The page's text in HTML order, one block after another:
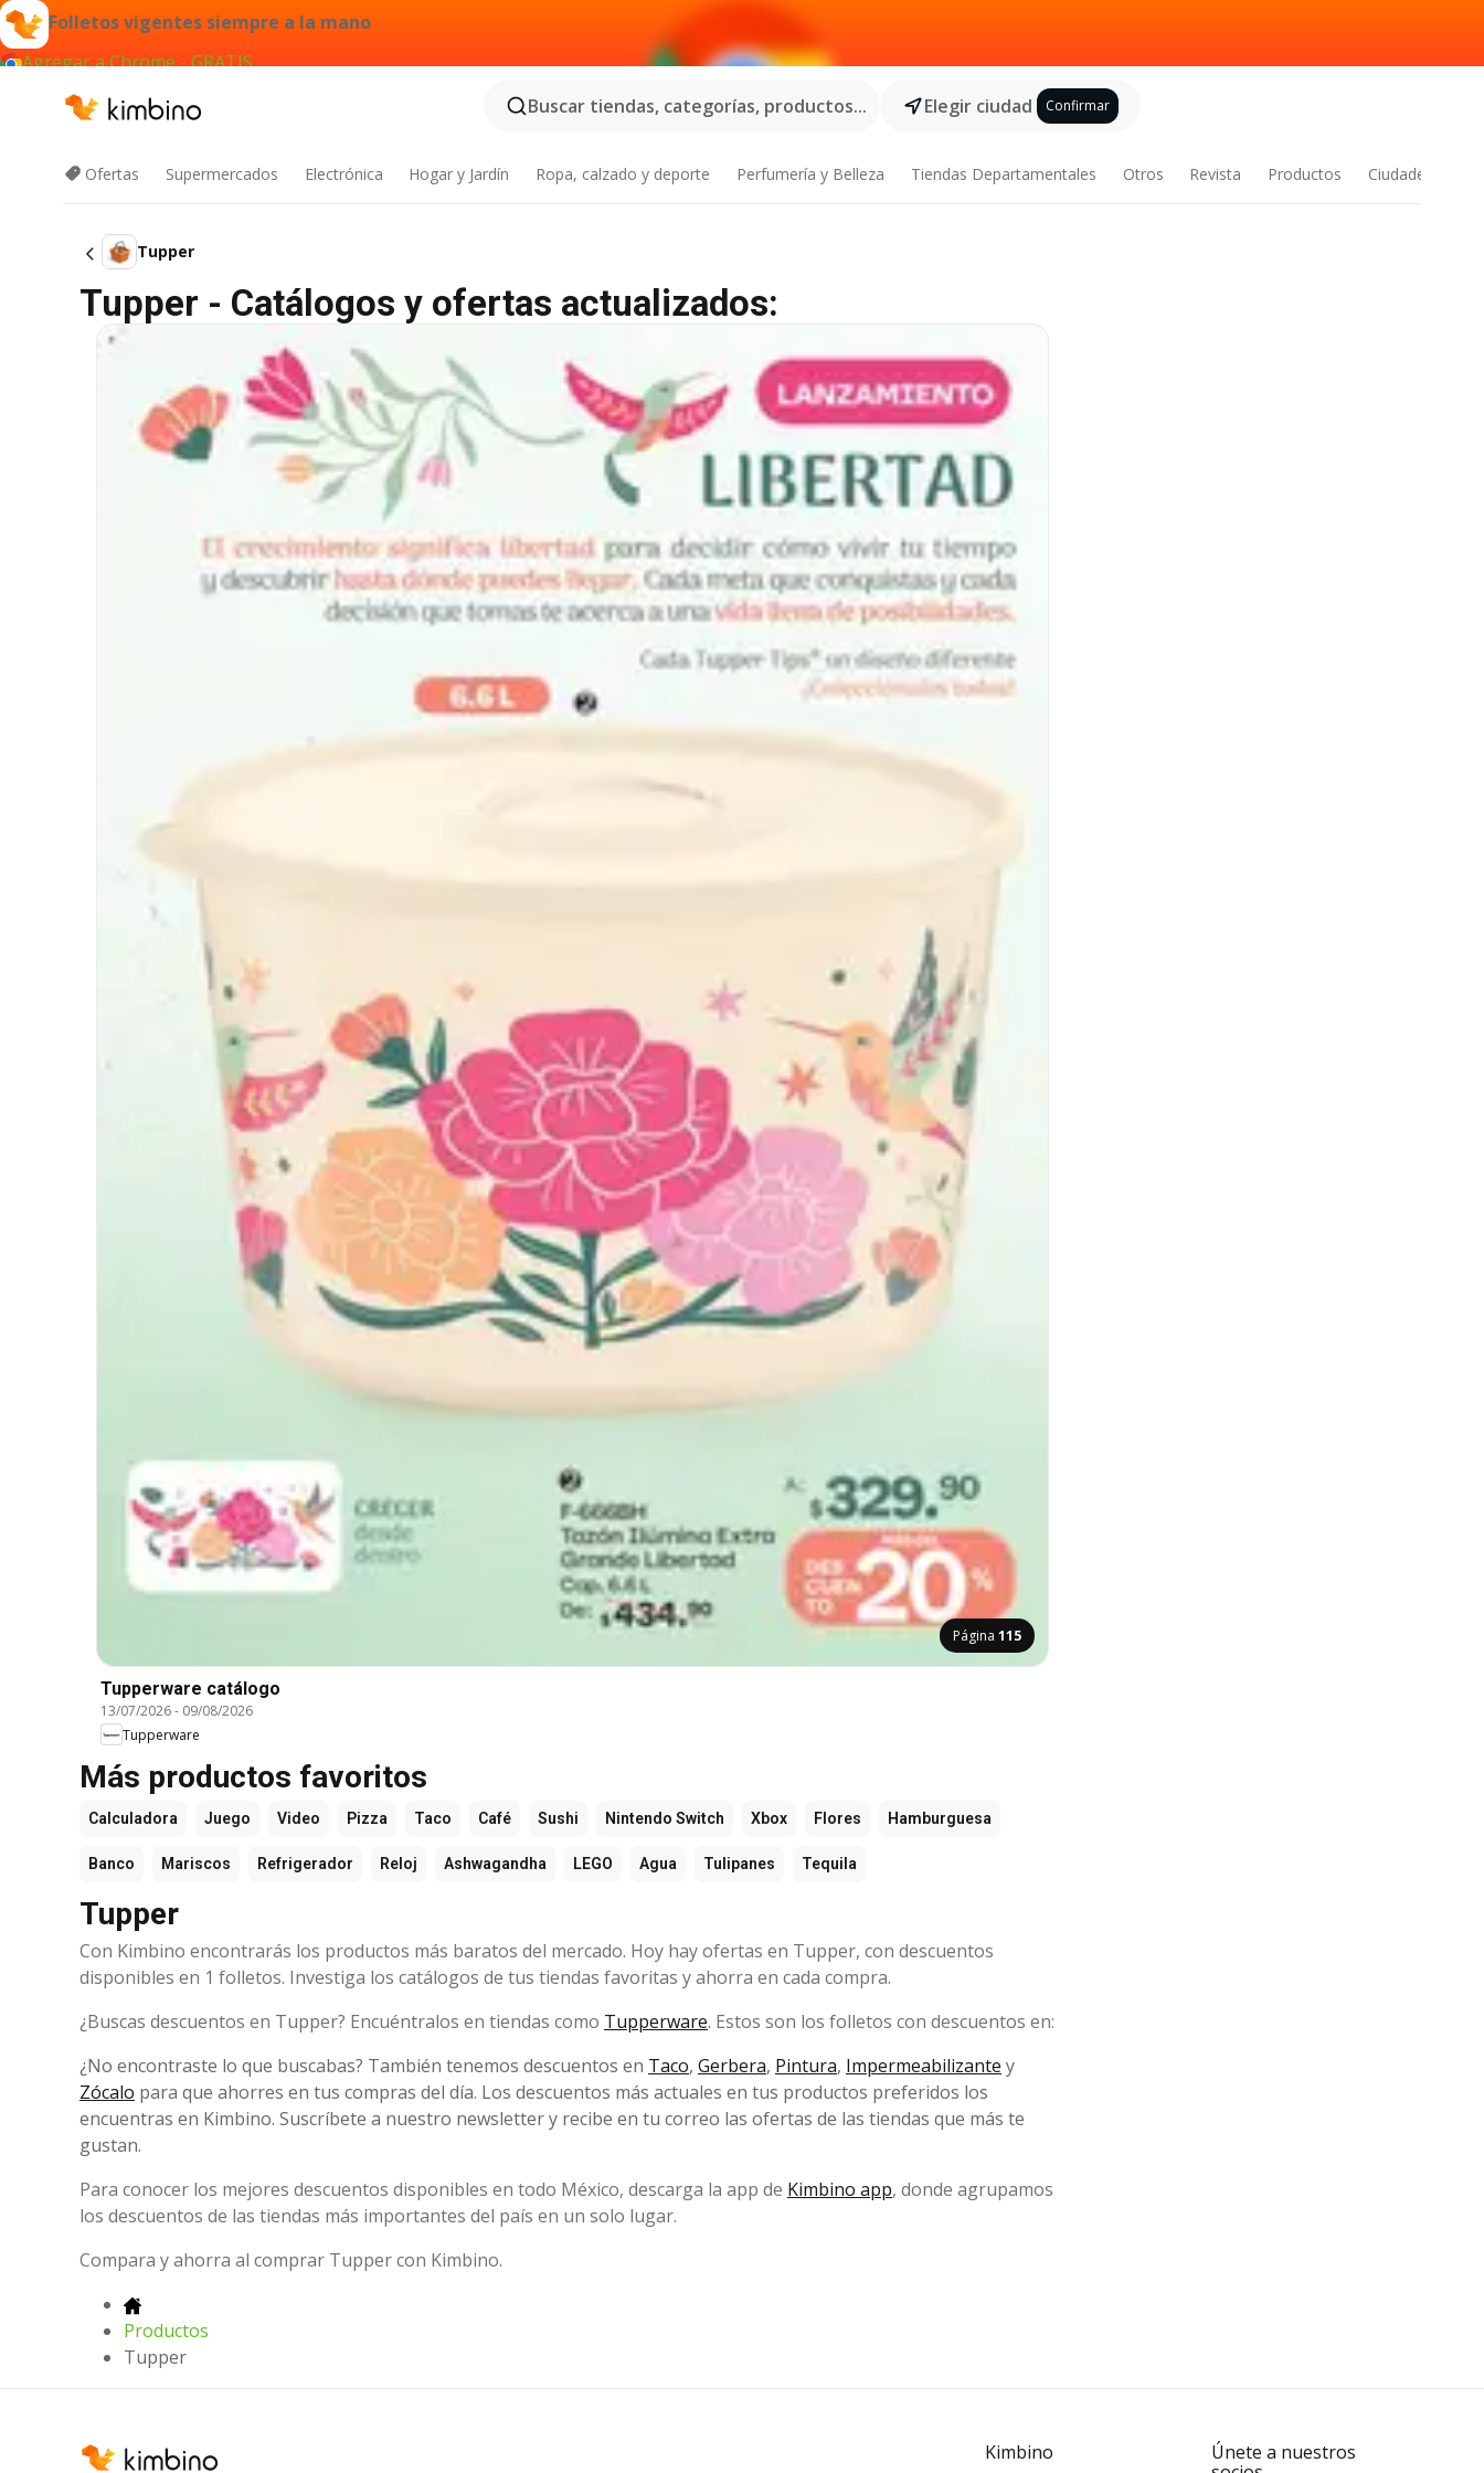
Folletos vigentes siempre a la mano
Agregar a Chrome - GRATIS
Buscar tiendas, categorías, productos...
Elegir ciudad Confirmar
Ofertas Supermercados Electrónica Hogar y Jardín Ropa, calzado y deporte Perfumería y Belleza Tiendas Departamentales Otros Revista Productos Ciudades
Tupper
Tupper - Catálogos y ofertas actualizados:
Página 115
Tupperware catálogo
13/07/2026- 09/08/2026
Tupperware
Más productos favoritos
Calculadora Juego Video Pizza Taco Café Sushi Nintendo Switch Xbox Flores Hamburguesa
Banco Mariscos Refrigerador Reloj Ashwagandha LEGO Agua Tulipanes Tequila
Tupper
Con Kimbino encontrarás los productos más baratos del mercado. Hoy hay ofertas en Tupper, con descuentos
disponibles en 1 folletos. Investiga los catálogos de tus tiendas favoritas y ahorra en cada compra.
¿Buscas descuentos en Tupper? Encuéntralos en tiendas como Tupperware. Estos son los folletos con descuentos en:
¿No encontraste lo que buscabas? También tenemos descuentos en Taco, Gerbera, Pintura, Impermeabilizante y
Zócalo para que ahorres en tus compras del día. Los descuentos más actuales en tus productos preferidos los
encuentras en Kimbino. Suscríbete a nuestro newsletter y recibe en tu correo las ofertas de las tiendas que más te
gustan.
Para conocer los mejores descuentos disponibles en todo México, descarga la app de Kimbino app, donde agrupamos
los descuentos de las tiendas más importantes del país en un solo lugar.
Compara y ahorra al comprar Tupper con Kimbino.
Productos
Tupper
Kimbino
Únete a nuestros